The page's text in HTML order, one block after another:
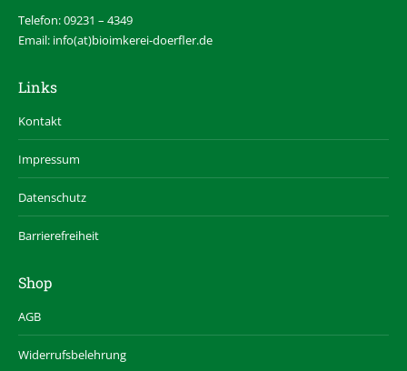
Telefon: 09231 – 4349
Email: info(at)bioimkerei-doerfler.de
Links
Kontakt
Impressum
Datenschutz
Barrierefreiheit
Shop
AGB
Widerrufsbelehrung